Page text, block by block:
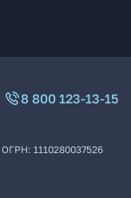
8 800 123-13-15
ОГРН: 1110280037526